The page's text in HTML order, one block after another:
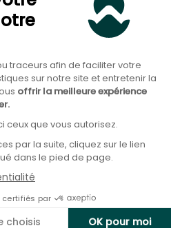
traceurs afin de faciliter votre
sur notre site et entretenir la
offrir la meilleure expérience
ceux que vous autorisez.
par la suite, cliquez sur le lien
dans le pied de page.
certifiés par
choisis OK pour moi
banque et en services de
par l’ACPR et en tant que
(CIF), activité régulée par
Protection des données
Durabilité